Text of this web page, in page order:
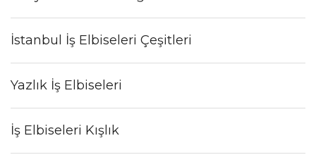
İstanbul İş Elbiseleri Çeşitleri
Yazlık İş Elbiseleri
İş Elbiseleri Kışlık